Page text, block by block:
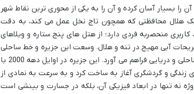
را بسیار آسان کرده و آن را به یکی از محوری ترین نقاط شهر
هلال محافظتی که همچون تاج نخل عمل می کند، به دقت
منحصربه فردی دارد؛ از هتل های پنج ستاره و ویلاهای
آبی مهیج در تنه و هلال. وسعت این جزیره و خط ساحلی
طولانی آن، فرصت های بی شماری را برای فعالیت های ساحلی و دریایی فراهم می آورد. این جزیره در اوایل دهه 2000 با
و گردشگری آغاز به ساخت کرد و به سرعت به نمادی از
نه تنها در ابعاد فیزیکی آن، بلکه در جسارت و بینشی است